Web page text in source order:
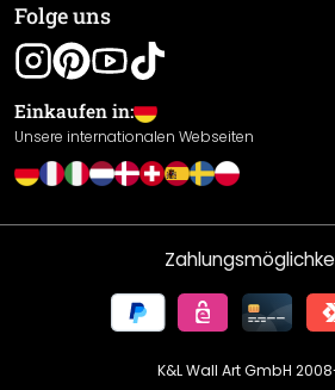
Gewährleistung
Leistungserklärung / CE-Zeichen
Cookie Einstellungen
Folge uns
Einkaufen in:
Unsere internationalen Webseiten
K&L Wall Art GmbH